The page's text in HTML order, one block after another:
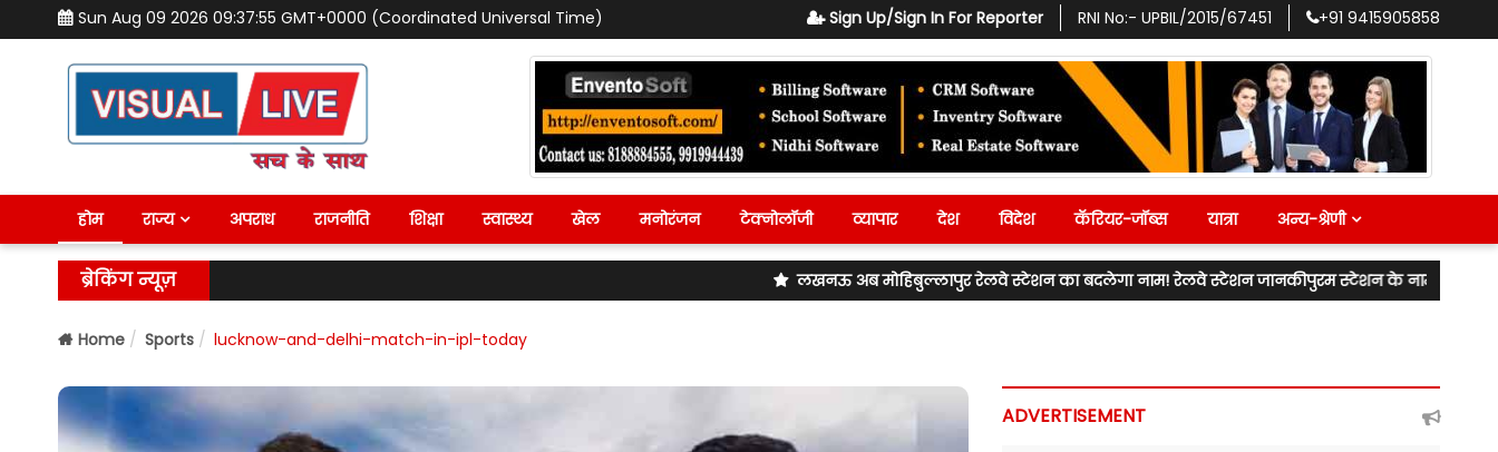
Sun Aug 09 2026 09:37:56 GMT+0000 (Coordinated Universal Time) Sign Up/Sign In For Reporter RNI No:- UPBIL/2015/67451 +91 9415905858
होम राज्य अपराध राजनीति शिक्षा स्वास्थ्य खेल मनोरंजन टेक्नोलॉजी व्यापार देश विदेश कॅरियर-जॉब्स यात्रा अन्य-श्रेणी
ब्रेकिंग न्यूज़ लखनऊ अब मोहिबुल्लापुर रेलवे स्टेशन का बदलेगा नाम! रेलवे स्टेशन जानकीपुरम स्टेशन के नाम से जाना जाएगा! लखनऊ
Home Sports lucknow-and-delhi-match-in-ipl-today
ADVERTISEMENT